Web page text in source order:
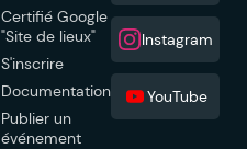
Certifié Google
"Site de lieux"
S'inscrire
Documentation
Publier un
événement
Instagram
YouTube